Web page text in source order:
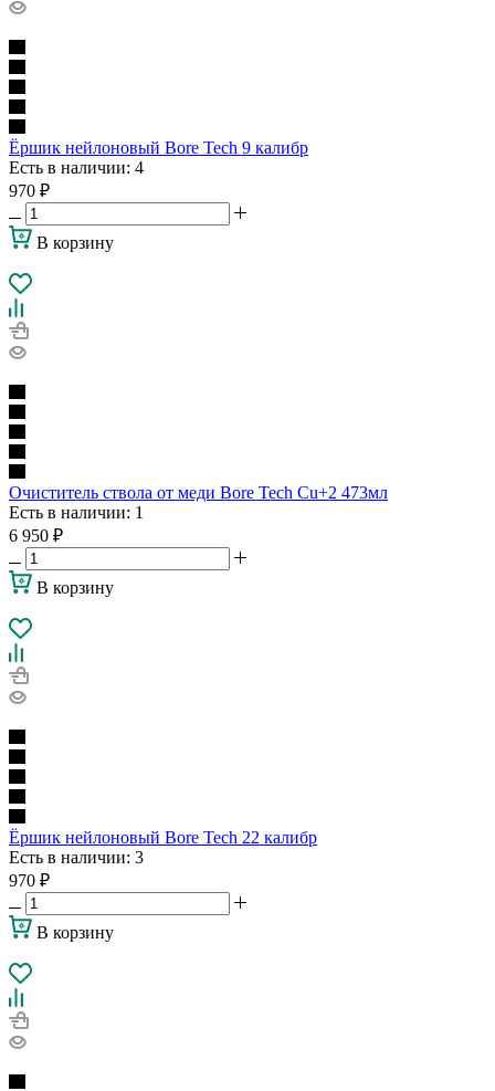
Ёршик нейлоновый Bore Tech 9 калибр
Есть в наличии: 4
970 ₽
В корзину
Очиститель ствола от меди Bore Tech Cu+2 473мл
Есть в наличии: 1
6 950 ₽
В корзину
Ёршик нейлоновый Bore Tech 22 калибр
Есть в наличии: 3
970 ₽
В корзину